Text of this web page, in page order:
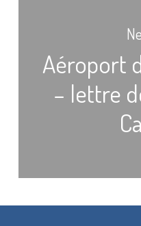
Aéroport
– lettre